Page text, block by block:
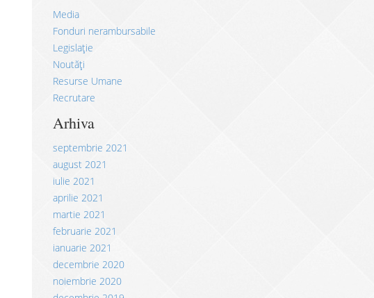
Media
Fonduri nerambursabile
Legislație
Noutăți
Resurse Umane
Recrutare
Arhiva
septembrie 2021
august 2021
iulie 2021
aprilie 2021
martie 2021
februarie 2021
ianuarie 2021
decembrie 2020
noiembrie 2020